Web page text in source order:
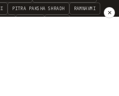
PITRA PAKSHA SHRADH RAMNAVMI
✕